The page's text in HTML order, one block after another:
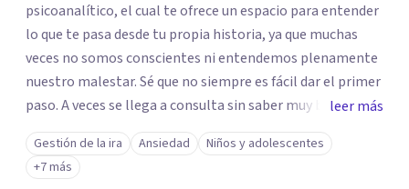
psicoanalítico, el cual te ofrece un espacio para entender
lo que te pasa desde tu propia historia, ya que muchas
veces no somos conscientes ni entendemos plenamente
nuestro malestar. Sé que no siempre es fácil dar el primer
paso. A veces se llega a consulta sin saber muy bien qué
decir, o sintiendo que algo no anda bien pero sin poder
nombrarlo. Mi intención es acompañarte en ese proceso,
sin juicios y a tu propio ritmo, para que lo que hoy te pesa
leer más
Gestión de la ira Ansiedad
Niños y adolescentes
+7 más